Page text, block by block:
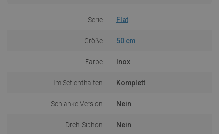
Serie Flat
Größe 50 cm
Farbe Inox
Im Set enthalten Komplett
Schlanke Version Nein
Dreh-Siphon Nein